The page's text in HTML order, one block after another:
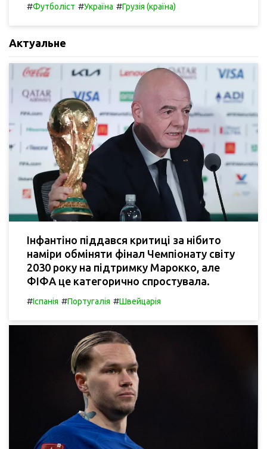
#Футболіст #Україна #Грузія (країна)
Актуальне
Інфантіно піддався критиці за нібито
наміри обміняти фінал Чемпіонату світу
2030 року на підтримку Марокко, але
ФІФА це категорично спростувала.
#Іспанія #Португалія #Швейцарія